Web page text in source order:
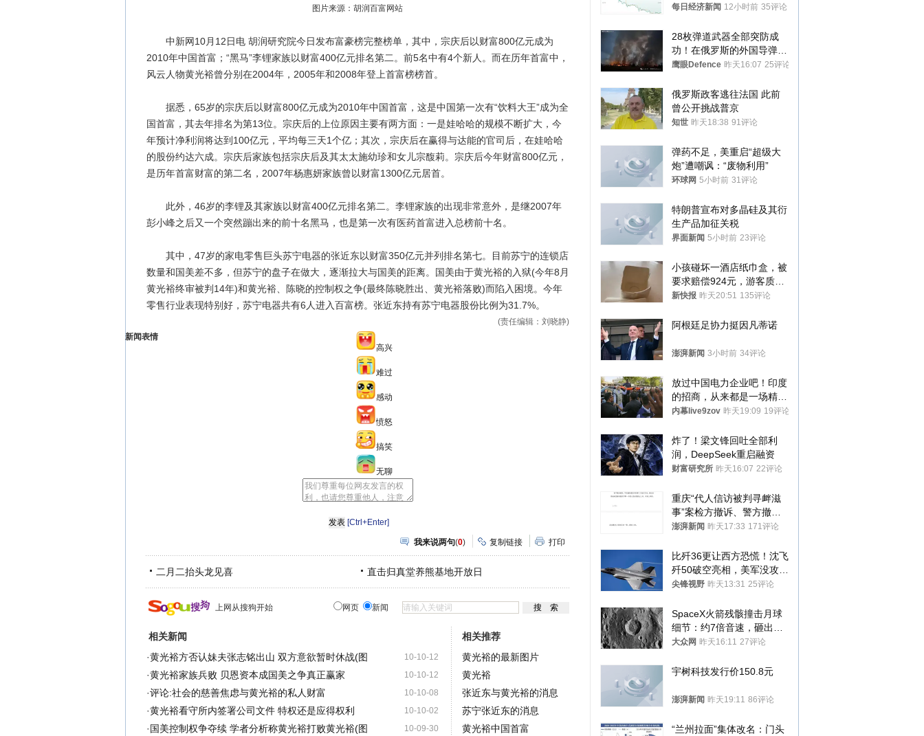
图片来源：胡润百富网站
中新网10月12日电 胡润研究院今日发布富豪榜完整榜单，其中，宗庆后以财富800亿元成为
2010年中国首富；“黑马”李锂家族以财富400亿元排名第二。前5名中有4个新人。而在历年首富中，
风云人物黄光裕曾分别在2004年，2005年和2008年登上首富榜榜首。
据悉，65岁的宗庆后以财富800亿元成为2010年中国首富，这是中国第一次有“饮料大王”成为全
国首富，其去年排名为第13位。宗庆后的上位原因主要有两方面：一是娃哈哈的规模不断扩大，今
年预计净利润将达到100亿元，平均每三天1个亿；其次，宗庆后在赢得与达能的官司后，在娃哈哈
的股份约达六成。宗庆后家族包括宗庆后及其太太施幼珍和女儿宗馥莉。宗庆后今年财富800亿元，
是历年首富财富的第二名，2007年杨惠妍家族曾以财富1300亿元居首。
此外，46岁的李锂及其家族以财富400亿元排名第二。李锂家族的出现非常意外，是继2007年
彭小峰之后又一个突然蹦出来的前十名黑马，也是第一次有医药首富进入总榜前十名。
其中，47岁的家电零售巨头苏宁电器的张近东以财富350亿元并列排名第七。目前苏宁的连锁店
数量和国美差不多，但苏宁的盘子在做大，逐渐拉大与国美的距离。国美由于黄光裕的入狱(今年8月
黄光裕终审被判14年)和黄光裕、陈晓的控制权之争(最终陈晓胜出、黄光裕落败)而陷入困境。今年
零售行业表现特别好，苏宁电器共有6人进入百富榜。张近东持有苏宁电器股份比例为31.7%。
(责任编辑：刘晓静)
新闻表情
高兴
难过
感动
愤怒
搞笑
无聊
[Ctrl+Enter]
我来说两句(0) 复制链接 打印
二月二抬头龙见喜 直击归真堂养熊基地开放日
上网从搜狗开始 网页 新闻
相关新闻
10-10-12
·黄光裕方否认妹夫张志铭出山 双方意欲暂时休战(图
10-10-12
·黄光裕家族兵败 贝恩资本成国美之争真正赢家
10-10-08
·评论:社会的慈善焦虑与黄光裕的私人财富
10-10-02
·黄光裕看守所内签署公司文件 特权还是应得权利
10-09-30
· 国美控制权争夺续 学者分析称黄光裕打败黄光裕(图
相关推荐
黄光裕的最新图片
黄光裕
张近东与黄光裕的消息
苏宁张近东的消息
黄光裕中国首富
频全下架，已强化内容管理
每日经济新闻 12小时前 35评论
28枚弹道武器全部突防成
功！在俄罗斯的外国导弹发
射车都是合法打击目标
鹰眼Defence 昨天16:07 25评论
俄罗斯政客逃往法国 此前
曾公开挑战普京
知世 昨天18:38 91评论
弹药不足，美重启“超级大
炮”遭嘲讽：“废物利用”
环球网 5小时前 31评论
特朗普宣布对多晶硅及其衍
生产品加征关税
界面新闻 5小时前 23评论
小孩碰坏一酒店纸巾盒，被
要求赔偿924元，游客质疑
酒店房客物品超高标价，市
新快报 昨天20:51 135评论
阿根廷足协力挺因凡蒂诺
澎湃新闻 3小时前 34评论
放过中国电力企业吧！印度
的招商，从来都是一场精准
收割
内幕live9zov 昨天19:09 19评论
炸了！梁文锋回吐全部利
润，DeepSeek重启融资
财富研究所 昨天16:07 22评论
重庆“代人信访被判寻衅滋
事”案检方撤诉、警方撤
案，两被告人获国赔
澎湃新闻 昨天17:33 171评论
比歼36更让西方恐慌！沈飞
歼50破空亮相，美军没攻克
的技术被拿下
尖锋视野 昨天13:31 25评论
SpaceX火箭残骸撞击月球
细节：约7倍音速，砸出直
径约30米撞击坑
大众网 昨天16:11 27评论
宇树科技发行价150.8元
澎湃新闻 昨天19:11 86评论
“兰州拉面”集体改名：门头